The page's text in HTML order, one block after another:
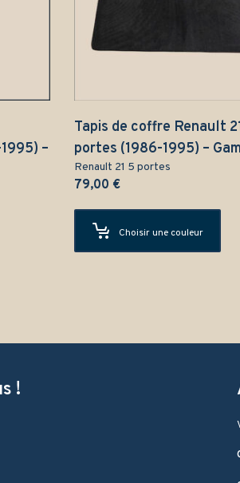
–
Tapis de coffre Renault
portes (1986-1995) –
Renault 21 5 portes
79,00 €
Choisir une couleur
!